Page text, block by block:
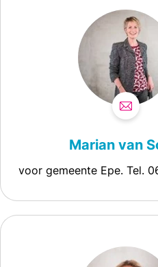
Marian van
voor gemeente Epe. Tel.